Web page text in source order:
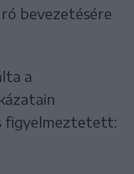
bevezetésére
a
figyelmeztetett: